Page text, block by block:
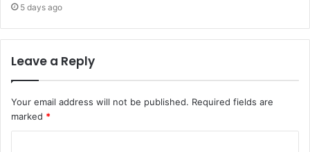
5 days ago
Leave a Reply
Your email address will not be published. Required fields are
marked *